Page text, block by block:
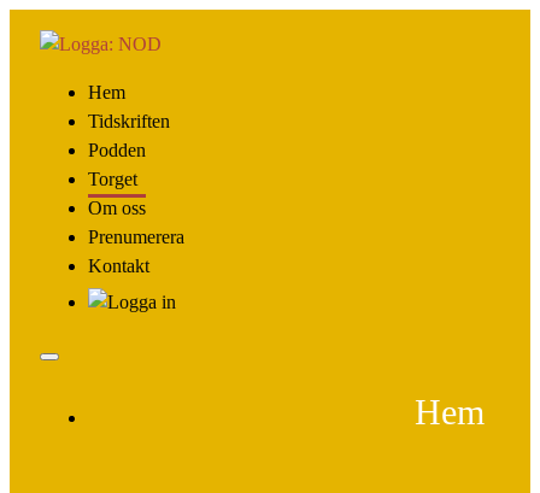
Hem
Tidskriften
Podden
Torget
Om oss
Prenumerera
Kontakt
Hem